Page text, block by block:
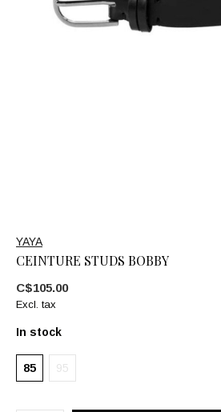
YAYA
CEINTURE STUDS BOBBY
C$105.00
Excl. tax
In stock
85 95